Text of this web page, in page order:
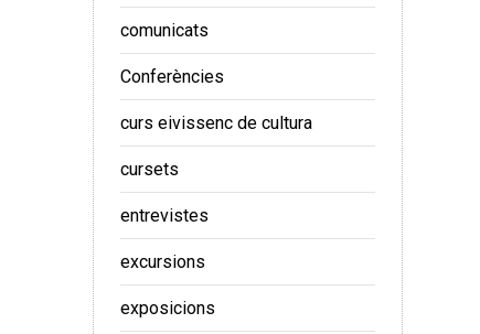
comunicats
Conferències
curs eivissenc de cultura
cursets
entrevistes
excursions
exposicions